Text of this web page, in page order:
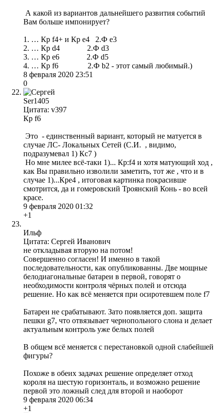
А какой из вариантов дальнейшего развития событий
Вам больше импонирует?
1. … Кр f4+ и Кр е4 2.Ф е3
2. … Кр d4 2.Ф d3
3. … Кр е6 2.Ф d5
4. … Кр f6 2.Ф b2 - этот самый любимый.)
8 февраля 2020 23:51
0
Ser1405
Цитата: v397
Кр f6
Это - единственный вариант, который не матуется в
случае ЛС- Локальных Сетей (С.И. , видимо,
подразумевал 1) Кс7 )
Но мне милее всё-таки 1)... Кр:f4 и хотя матующий ход ,
как Вы правильно изволили заметить, тот же , что и в
случае 1)...Кре4 , итоговая картинка покрасивше
смотрится, да и гомеровский Троянский Конь - во всей
красе.
9 февраля 2020 01:32
+1
Ильф
Цитата: Сергей Иванович
не откладывая вторую на потом!
Совершенно согласен! И именно в такой
последовательности, как опубликованны. Две мощные
белодиагональные батареи в первой, говорят о
необходимости контроля чёрных полей и отсюда
решение. Но как всё меняется при осиротевшем поле f7
Батареи не срабатывают. Зато появляется доп. защита
пешки g7, что отвязывает чернопольного слона и делает
актуальным контроль уже белых полей
В общем всё меняется с перестановкой одной слабейшей
фигуры?
Похоже в обеих задачах решение определяет отход
короля на шестую горизонталь, и возможно решение
первой это ложный след для второй и наоборот
9 февраля 2020 06:34
+1